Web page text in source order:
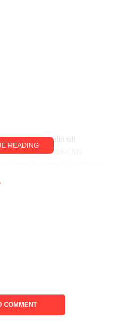
rangka menjalin tali
Cilegon Mandiri (KCM)
Lesung Kulon Cilegon,
dengan makan bersama.
Furkon SE Lurah Warnasari
kita berkumpul bersama di
dengan seluruh para Kader
READING
COMMENT